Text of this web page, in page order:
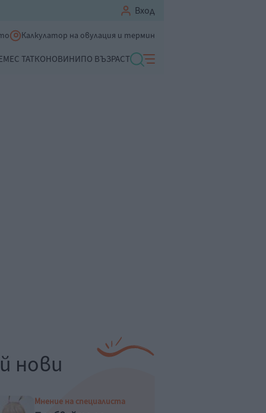
Вход
Калкулатор на овулация и термин
С ТАТКОНОВИНИПО ВЪЗРАСТ
нови
Мнение на специалиста